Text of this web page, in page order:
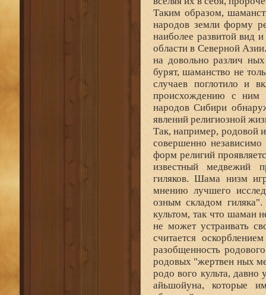
Таким образом,
народов земли форму
наиболее развитой вид
области в Северной
на довольно различ
бурят, шаманство не
случаев поглотило и
происхождению с ним
народов Сибири
явлений религиозной
Так, например, родовой
совершенно
форм религий
известный медвежий
гиляков. Шама низм
мнению лучшего
озным складом
культом, так что шаман
не может устраивать
считается
разобщенность
родовых "жертвен ных
родо вого культа,
айьшойуна, которые